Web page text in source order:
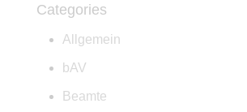
Categories
Allgemein
bAV
Beamte